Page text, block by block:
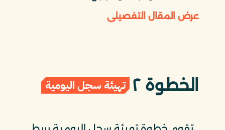
عرض المقال التفصيلي
الخطوة ٢ تهيئة سجل اليومية